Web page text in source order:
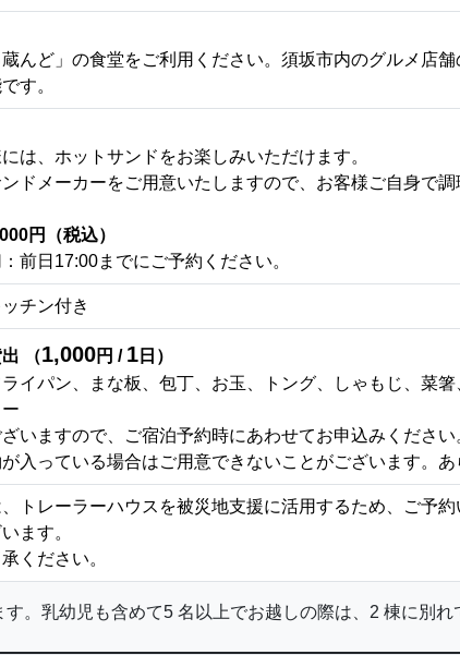
んど」の食堂をご利用ください。須坂市内のグルメ店
す。
は、ホットサンドをお楽しみいただけます。
ドメーカーをご用意いたしますので、お客様ご自身で
円（税込）
前日17:00までにご予約ください。
チン付き
（1,000円 / 1 日）
イパン、まな板、包丁、お玉、トング、しゃもじ、菜
いますので、ご宿泊予約時にあわせてお申込みください
入っている場合はご用意できないことがございます。あ
トレーラーハウスを被災地支援に活用するため、ご予
ます。
ください。
。乳幼児も含めて5 名以上でお越しの際は、2 棟に別れ